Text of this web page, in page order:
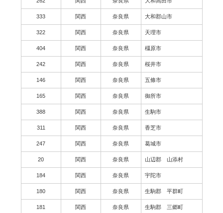
333 関西 奈良県 大和郡山市
322 関西 奈良県 天理市
404 関西 奈良県 橿原市
242 関西 奈良県 桜井市
146 関西 奈良県 五條市
165 関西 奈良県 御所市
388 関西 奈良県 生駒市
311 関西 奈良県 香芝市
247 関西 奈良県 葛城市
20 関西 奈良県 山辺郡 山添村
184 関西 奈良県 宇陀市
180 関西 奈良県 生駒郡 平群町
181 関西 奈良県 生駒郡 三郷町